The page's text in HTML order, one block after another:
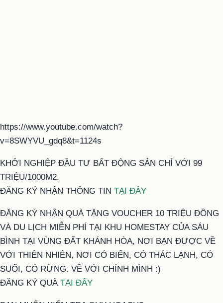
https://www.youtube.com/watch?
v=8SWYVU_gdq8&t=1124s
KHỞI NGHIỆP ĐẦU TƯ BẤT ĐỘNG SẢN CHỈ VỚI 99
TRIỆU/1000M2.
ĐĂNG KÝ NHẬN THÔNG TIN TẠI ĐÂY
ĐĂNG KÝ NHẬN QUÀ TẶNG VOUCHER 10 TRIỆU ĐỒNG
VÀ DU LỊCH MIỄN PHÍ TẠI KHU HOMESTAY CỦA SÁU
BÌNH TẠI VÙNG ĐẤT KHÁNH HÒA, NƠI BẠN ĐƯỢC VỀ
VỚI THIÊN NHIÊN, NƠI CÓ BIỂN, CÓ THÁC LẠNH, CÓ
SUỐI, CÓ RỪNG. VỀ VỚI CHÍNH MÌNH :)
ĐĂNG KÝ QUÀ TẠI ĐÂY